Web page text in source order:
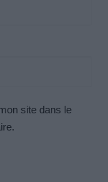
site dans le